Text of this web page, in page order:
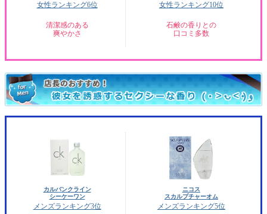
女性ランキング6位
清潔感のある
爽やかさ
女性ランキング10位
石鹸の香りとの
口コミ多数
カルバンクライン
シーケーワン
メンズランキング3位
ニコス
スカルプチャーオム
メンズランキング5位